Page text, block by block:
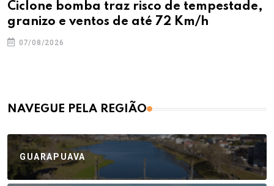
Ciclone bomba traz risco de tempestade,
granizo e ventos de até 72 Km/h
07/08/2026
NAVEGUE PELA REGIÃO
GUARAPUAVA